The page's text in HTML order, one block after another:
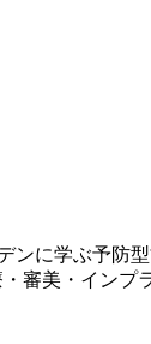
に学ぶ予防型
審美・インプ